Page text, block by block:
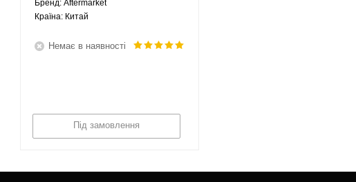
1800172180 Aftermarket
Брeнд: Aftermarket
Країна: Китай
Немає в наявності
Під замовлення